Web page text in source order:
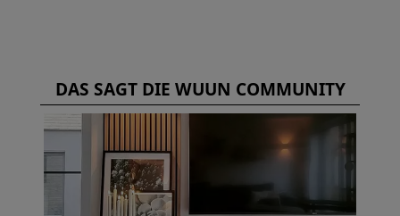
DAS SAGT DIE WUUN COMMUNITY